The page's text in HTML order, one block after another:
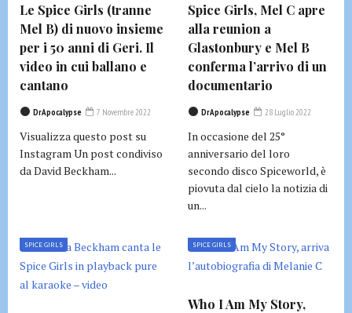
Le Spice Girls (tranne
Mel B) di nuovo insieme
per i 50 anni di Geri. Il
video in cui ballano e
cantano
DrApocalypse 7 Novembre 2022
Visualizza questo post su
Instagram Un post condiviso
da David Beckham...
Spice Girls, Mel C apre
alla reunion a
Glastonbury e Mel B
conferma l’arrivo di un
documentario
DrApocalypse 28 Luglio 2022
In occasione del 25°
anniversario del loro
secondo disco Spiceworld, è
piovuta dal cielo la notizia di
un...
SPICE GIRLS SPICE GIRLS
Who I Am My Story,